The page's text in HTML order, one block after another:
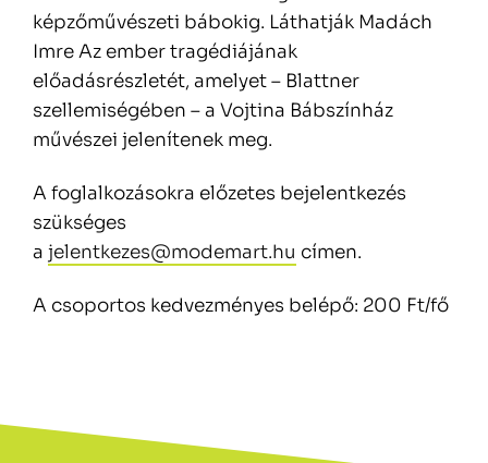
képzőművészeti bábokig. Láthatják Madách
Imre Az ember tragédiájának
előadásrészletét, amelyet – Blattner
szellemiségében – a Vojtina Bábszínház
művészei jelenítenek meg.
A foglalkozásokra előzetes bejelentkezés
szükséges
a jelentkezes@modemart.hu címen.
A csoportos kedvezményes belépő: 200 Ft/fő